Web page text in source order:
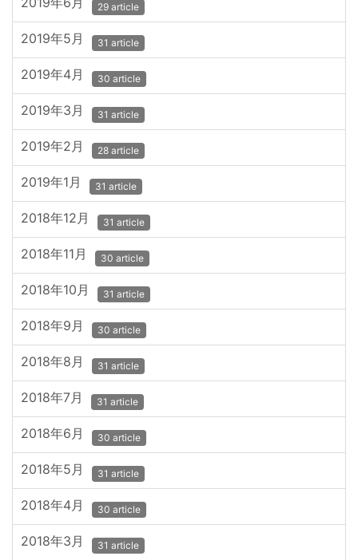
29 article
2019年5月 31 article
2019年4月 30 article
2019年3月 31 article
2019年2月 28 article
2019年1月 31 article
2018年12月 31 article
2018年11月 30 article
2018年10月 31 article
2018年9月 30 article
2018年8月 31 article
2018年7月 31 article
2018年6月 30 article
2018年5月 31 article
2018年4月 30 article
2018年3月 31 article